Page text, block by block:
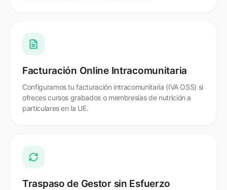
Facturación Online Intracomunitaria
Configuramos tu facturación intracomunitaria (IVA OSS) si
ofreces cursos grabados o membresías de nutrición a
particulares en la UE.
Traspaso de Gestor sin Esfuerzo